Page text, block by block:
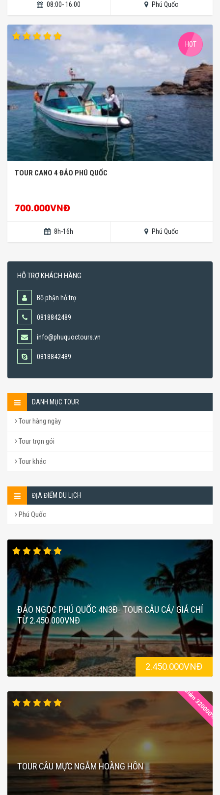
08:00- 16:00 Phú Quốc
HOT
TOUR CANO 4 ĐẢO PHÚ QUỐC
700.000VNĐ
8h-16h Phú Quốc
HỖ TRỢ KHÁCH HÀNG
Bộ phận hỗ trợ
0818842489
info@phuquoctours.vn
0818842489
DANH MỤC TOUR
Tour hàng ngày
Tour trọn gói
Tour khác
ĐỊA ĐIỂM DU LỊCH
Phú Quốc
ĐẢO NGỌC PHÚ QUỐC 4N3Đ- TOUR CÂU CÁ/ GIÁ CHỈ
TỪ 2.450.000VNĐ
2.450.000VNĐ
TOUR CÂU MỰC NGẮM HOÀNG HÔN
Giảm 320000%